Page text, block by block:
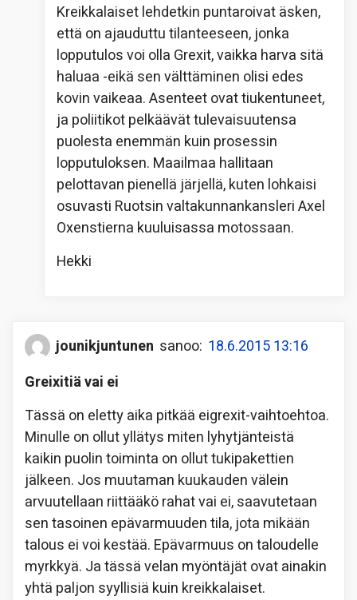
Kreikkalaiset lehdetkin puntaroivat äsken,
että on ajauduttu tilanteeseen, jonka
lopputulos voi olla Grexit, vaikka harva sitä
haluaa -eikä sen välttäminen olisi edes
kovin vaikeaa. Asenteet ovat tiukentuneet,
ja poliitikot pelkäävät tulevaisuutensa
puolesta enemmän kuin prosessin
lopputuloksen. Maailmaa hallitaan
pelottavan pienellä järjellä, kuten lohkaisi
osuvasti Ruotsin valtakunnankansleri Axel
Oxenstierna kuuluisassa motossaan.
Hekki
jounikjuntunen sanoo: 18.6.2015 13:16
Greixitiä vai ei
Tässä on eletty aika pitkää eigrexit-vaihtoehtoa.
Minulle on ollut yllätys miten lyhytjänteistä
kaikin puolin toiminta on ollut tukipakettien
jälkeen. Jos muutaman kuukauden välein
arvuutellaan riittääkö rahat vai ei, saavutetaan
sen tasoinen epävarmuuden tila, jota mikään
talous ei voi kestää. Epävarmuus on taloudelle
myrkkyä. Ja tässä velan myöntäjät ovat ainakin
yhtä paljon syyllisiä kuin kreikkalaiset.